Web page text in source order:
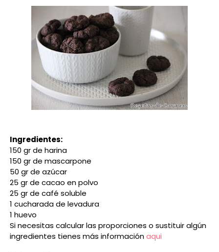
Ingredientes:
150 gr de harina
150 gr de mascarpone
50 gr de azúcar
25 gr de cacao en polvo
25 gr de café soluble
1 cucharada de levadura
1 huevo
Si necesitas calcular las proporciones o sustituir algún
ingredientes tienes más informaciónaqui